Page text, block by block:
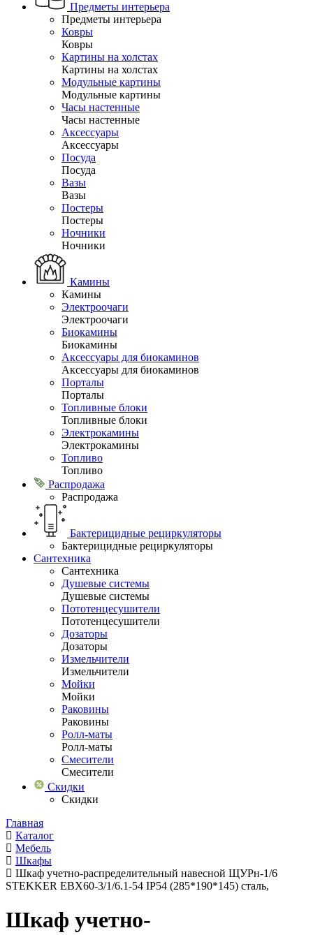
Предметы интерьера
Предметы интерьера
Ковры
Ковры
Картины на холстах
Картины на холстах
Модульные картины
Модульные картины
Часы настенные
Часы настенные
Аксессуары
Аксессуары
Посуда
Посуда
Вазы
Вазы
Постеры
Постеры
Ночники
Ночники
Камины
Камины
Электроочаги
Электроочаги
Биокамины
Биокамины
Аксессуары для биокаминов
Аксессуары для биокаминов
Порталы
Порталы
Топливные блоки
Топливные блоки
Электрокамины
Электрокамины
Топливо
Топливо
Распродажа
Распродажа
Бактерицидные рециркуляторы
Бактерицидные рециркуляторы
Сантехника
Сантехника
Душевые системы
Душевые системы
Пототенцесушители
Пототенцесушители
Дозаторы
Дозаторы
Измельчители
Измельчители
Мойки
Мойки
Раковины
Раковины
Ролл-маты
Ролл-маты
Смесители
Смесители
Скидки
Скидки
Главная
Каталог
Мебель
Шкафы
Шкаф учетно-распределительный навесной ЩУРн-1/6
STEKKER EBX60-3/1/6.1-54 IP54 (285*190*145) сталь,
Шкаф учетно-